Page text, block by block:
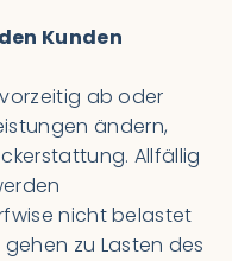
Kunden
vorzeitig ab oder
ändern,
Allfällig
nicht belastet
zu Lasten des